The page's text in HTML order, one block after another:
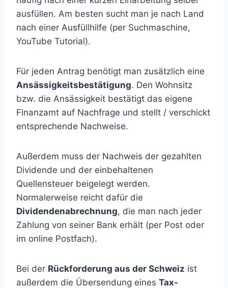
ausfüllen. Am besten sucht man je nach Land
nach einer Ausfüllhilfe (per Suchmaschine,
YouTube Tutorial).
Für jeden Antrag benötigt man zusätzlich eine
Ansässigkeitsbestätigung. Den Wohnsitz
bzw. die Ansässigkeit bestätigt das eigene
Finanzamt auf Nachfrage und stellt / verschickt
entsprechende Nachweise.
Außerdem muss der Nachweis der gezahlten
Dividende und der einbehaltenen
Quellensteuer beigelegt werden.
Normalerweise reicht dafür die
Dividendenabrechnung, die man nach jeder
Zahlung von seiner Bank erhält (per Post oder
im online Postfach).
Bei der Rückforderung aus der Schweiz ist
außerdem die Übersendung eines Tax-